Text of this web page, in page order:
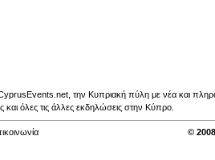
την Κυπριακή πύλη με νέα και
και όλες τις άλλες εκδηλώσεις στην Κύπρο.
©